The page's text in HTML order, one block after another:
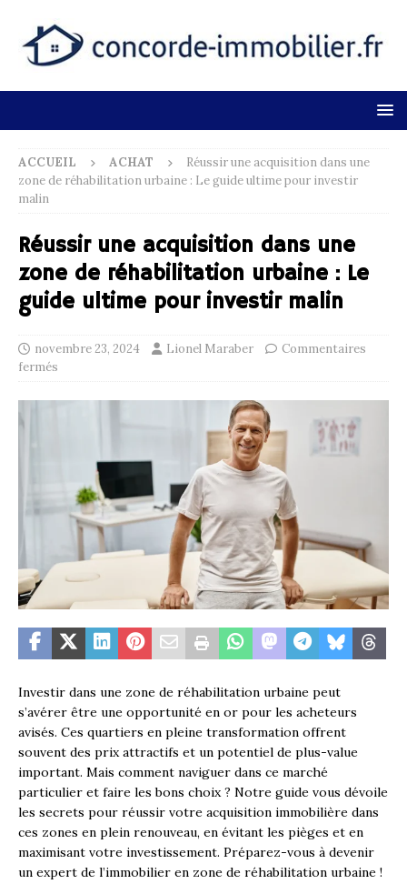
ACCUEIL ACHAT
Réussir une acquisition dans une
zone de réhabilitation urbaine : Le guide ultime pour investir
malin
Réussir une acquisition dans une
zone de réhabilitation urbaine : Le
guide ultime pour investir malin
novembre 23, 2024 Lionel Maraber
Commentaires
fermés
Investir dans une zone de réhabilitation urbaine peut
s’avérer être une opportunité en or pour les acheteurs
avisés. Ces quartiers en pleine transformation offrent
souvent des prix attractifs et un potentiel de plus-value
important. Mais comment naviguer dans ce marché
particulier et faire les bons choix ? Notre guide vous dévoile
les secrets pour réussir votre acquisition immobilière dans
ces zones en plein renouveau, en évitant les pièges et en
maximisant votre investissement. Préparez-vous à devenir
un expert de l’immobilier en zone de réhabilitation urbaine !